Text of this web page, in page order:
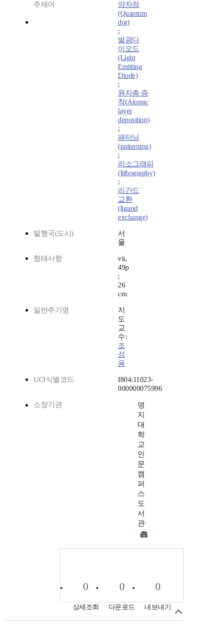
주제어
양자점
(Quantum
dot)
;
발광다
이오드
(Light
Emitting
Diode)
;
원자층 증
착(Atomic
layer
deposition)
;
패터닝
(patterning)
;
리소그래피
(lithography)
;
리간드
교환
(ligand
exchange)
발행국(도시)
서
울
형태사항
vii,
49p
;
26
cm
일반주기명
지
도
교
수:
조
성
용
UCI식별코드
I804:11023-
000000075996
소장기관
명
지
대
학
교
인
문
캠
퍼
스
도
서
관
0
상세조회
0
다운로드
0
내보내기